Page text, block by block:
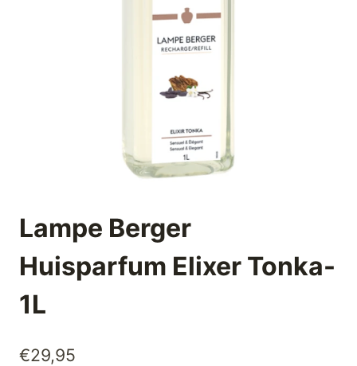
Lampe Berger
Huisparfum Elixer Tonka-
1L
€29,95